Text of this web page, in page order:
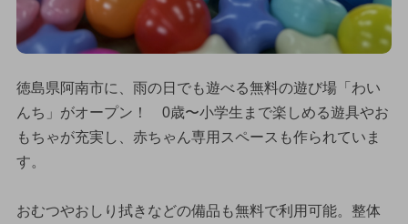
徳島県阿南市に、雨の日でも遊べる無料の遊び場「わい
んち」がオープン！ 0歳〜小学生まで楽しめる遊具やお
もちゃが充実し、赤ちゃん専用スペースも作られていま
す。
おむつやおしり拭きなどの備品も無料で利用可能。整体